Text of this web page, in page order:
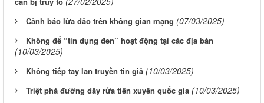
Cảnh báo lừa đảo trên không gian mạng (07/03/2025)
Không để “tín dụng đen” hoạt động tại các địa bàn
(10/03/2025)
Không tiếp tay lan truyền tin giả (10/03/2025)
Triệt phá đường dây rửa tiền xuyên quốc gia (10/03/2025)